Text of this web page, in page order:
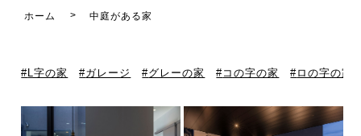
ホーム 中庭がある家
L字の家 ガレージ グレーの家 コの字の家 ロの字の家